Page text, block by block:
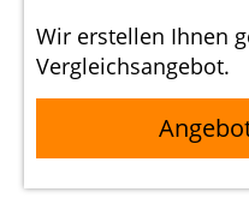
Wir erstellen Ihnen
Vergleichsangebot.